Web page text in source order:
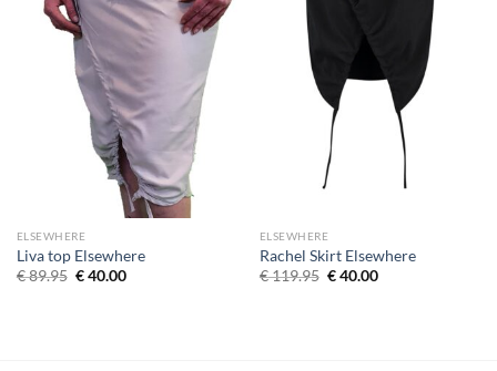
ELSEWHERE
Liva top Elsewhere
€89.95 Oorspronkelijke prijs was: € 89.95.
€40.00Huidige prijs is: € 40.00.
ELSEWHERE
Rachel Skirt Elsewhere
€119.95 Oorspronkelijke prijs
€40.00Huidige prijs is: